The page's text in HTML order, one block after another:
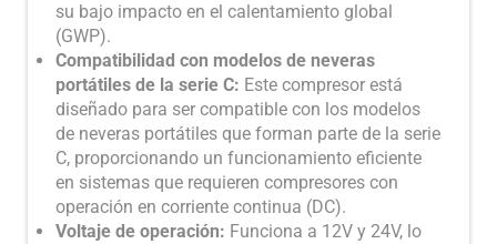
su bajo impacto en el calentamiento global
(GWP).
Compatibilidad con modelos de neveras
portátiles de la serie C: Este compresor está
diseñado para ser compatible con los modelos
de neveras portátiles que forman parte de la serie
C, proporcionando un funcionamiento eficiente
en sistemas que requieren compresores con
operación en corriente continua (DC).
Voltaje de operación: Funciona a 12V y 24V, lo